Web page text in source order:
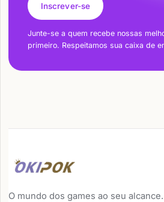
Inscrever-se
Junte-se a quem recebe nossas
primeiro. Respeitamos sua caixa de
O mundo dos games ao seu